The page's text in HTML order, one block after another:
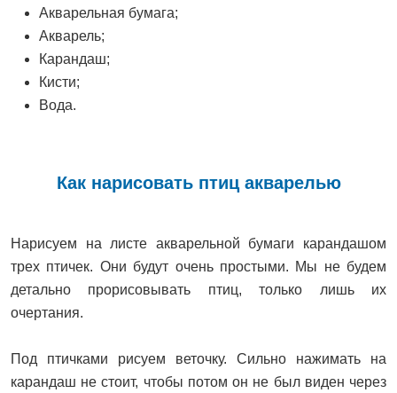
Акварельная бумага;
Акварель;
Карандаш;
Кисти;
Вода.
Как нарисовать птиц акварелью
Нарисуем на листе акварельной бумаги карандашом
трех птичек. Они будут очень простыми. Мы не будем
детально прорисовывать птиц, только лишь их
очертания.
Под птичками рисуем веточку. Сильно нажимать на
карандаш не стоит, чтобы потом он не был виден через